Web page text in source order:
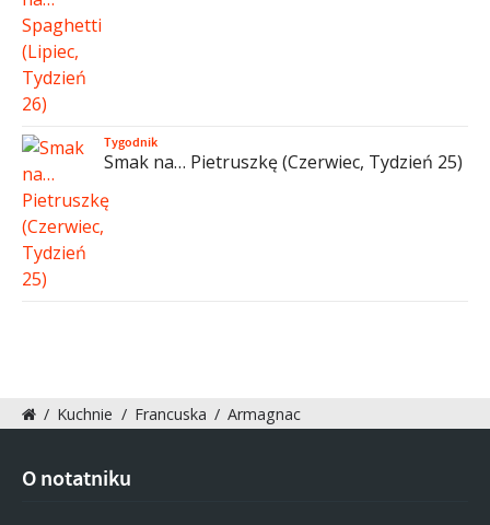
Tygodnik
Smak na… Pietruszkę (Czerwiec, Tydzień 25)
/ Kuchnie / Francuska / Armagnac
O notatniku